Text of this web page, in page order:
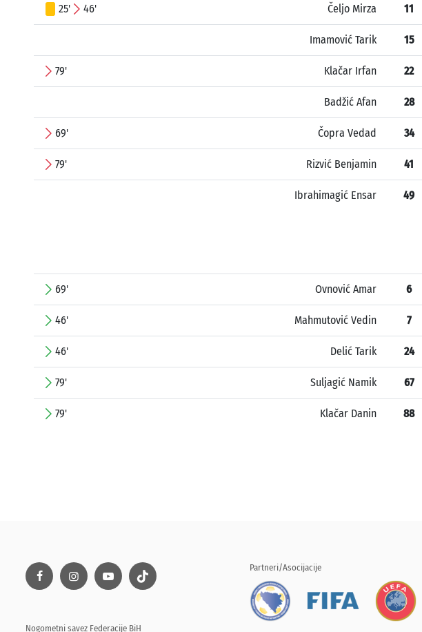
25' 46' Čeljo Mirza 11
Imamović Tarik 15
79' Klačar Irfan 22
Badžić Afan 28
69' Čopra Vedad 34
79' Rizvić Benjamin 41
Ibrahimagić Ensar 49
69' Ovnović Amar 6
46' Mahmutović Vedin 7
46' Delić Tarik 24
79' Suljagić Namik 67
79' Klačar Danin 88
Nogometni savez Federacije BiH
Partneri/Asocijacije